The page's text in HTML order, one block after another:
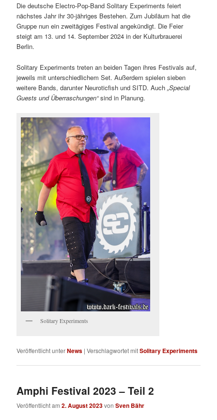
Die deutsche Electro-Pop-Band Solitary Experiments feiert
nächstes Jahr ihr 30-jähriges Bestehen. Zum Jubiläum hat die
Gruppe nun ein zweitägiges Festival angekündigt. Die Feier
steigt am 13. und 14. September 2024 in der Kulturbrauerei
Berlin.
Solitary Experiments treten an beiden Tagen ihres Festivals auf,
jeweils mit unterschiedlichem Set. Außerdem spielen sieben
weitere Bands, darunter Neuroticfish und SITD. Auch„Special
Guests und Überraschungen“sind in Planung.
Solitary Experiments
Veröffentlicht unterNews |Verschlagwortet mitSolitary Experiments
Amphi Festival 2023 – Teil 2
Veröffentlicht am2. August 2023vonSven Bähr